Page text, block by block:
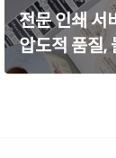
파란색
노란색
전문 인쇄 서
압도적 품질,